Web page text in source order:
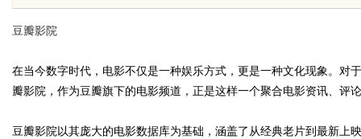
豆瓣影院
在当今数字时代，电影不仅是一种娱乐方式，更是一种文化现象。对
瓣影院，作为豆瓣旗下的电影频道，正是这样一个聚合电影资讯、评
豆瓣影院以其庞大的电影数据库为基础，涵盖了从经典老片到最新上